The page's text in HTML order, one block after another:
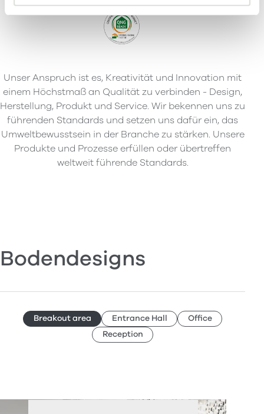
Unser Anspruch ist es, Kreativität und Innovation mit
einem Höchstmaß an Qualität zu verbinden - Design,
Herstellung, Produkt und Service. Wir bekennen uns zu
führenden Standards und setzen uns dafür ein, das
Umweltbewusstsein in der Branche zu stärken. Unsere
Produkte und Prozesse erfüllen oder übertreffen
weltweit führende Standards.
Bodendesigns
Breakout area Entrance Hall
Office
Reception